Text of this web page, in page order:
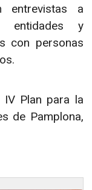
entrevistas a
entidades y
con personas
Plan para la
de Pamplona,